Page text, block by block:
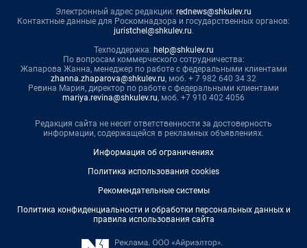
Электронный адрес редакции: rednews@shkulev.ru
Контактные данные для Роскомнадзора и государственных органов:
juristchel@shkulev.ru.
Техподдержка: help@shkulev.ru
По вопросам коммерческого сотрудничества:
Жапарова Жанна, менеджер по работе с федеральными клиентами
zhanna.zhaparova@shkulev.ru, моб. + 7 982 640 34 32
Ревина Мария, директор по работе с федеральными клиентами
mariya.revina@shkulev.ru, моб. +7 910 402 4056
Редакция сайта не несет ответственности за достоверность
информации, содержащейся в рекламных объявлениях.
Информация об ограничениях
Политика использования cookies
Рекомендательные системы
Политика конфиденциальности и обработки персональных данных и
правила использования сайта